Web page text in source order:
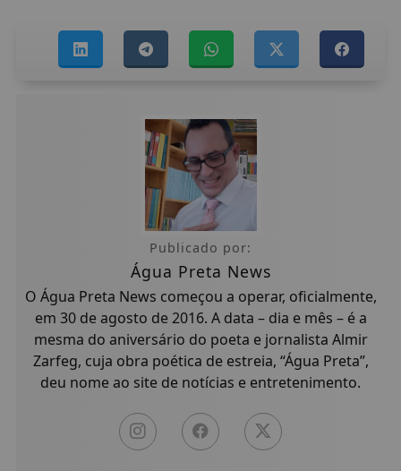
Publicado por:
Água Preta News
O Água Preta News começou a operar, oficialmente,
em 30 de agosto de 2016. A data – dia e mês – é a
mesma do aniversário do poeta e jornalista Almir
Zarfeg, cuja obra poética de estreia, “Água Preta”,
deu nome ao site de notícias e entretenimento.